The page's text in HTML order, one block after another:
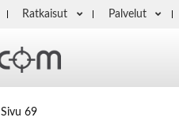
Ratkaisut Palvelut
Sivu 69